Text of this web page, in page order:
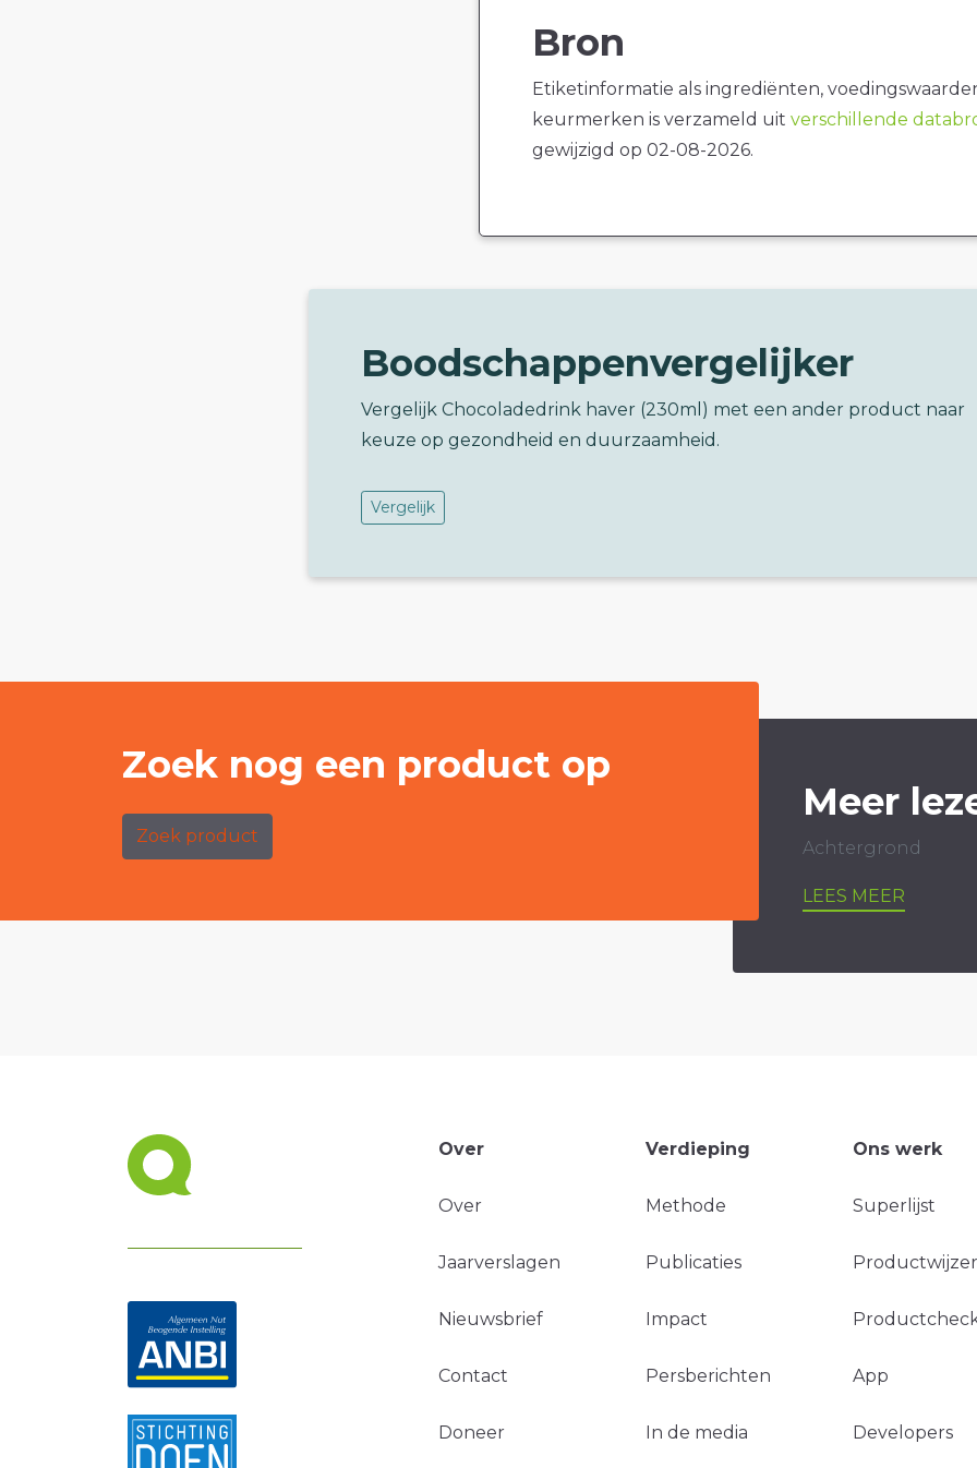
Bron
Etiketinformatie als ingrediënten,
keurmerken is verzameld uit verschillende
gewijzigd op 02-08-2026.
Boodschappenvergelijker
Vergelijk Chocoladedrink haver (230ml) met een ander product naar
keuze op gezondheid en duurzaamheid.
Vergelijk
Zoek nog een product op
Zoek product
Meer
Achtergrond
LEES MEER
Over
Over
Jaarverslagen
Nieuwsbrief
Contact
Doneer
Verdieping
Methode
Publicaties
Impact
Persberichten
In de media
Ons werk
Superlijst
App
Developers